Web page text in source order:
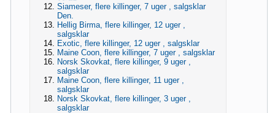
Siameser, flere killinger, 7 uger , salgsklar
Den.
Hellig Birma, flere killinger, 12 uger ,
salgsklar
Exotic, flere killinger, 12 uger , salgsklar
Maine Coon, flere killinger, 7 uger , salgsklar
Norsk Skovkat, flere killinger, 9 uger ,
salgsklar
Maine Coon, flere killinger, 11 uger ,
salgsklar
Norsk Skovkat, flere killinger, 3 uger ,
salgsklar